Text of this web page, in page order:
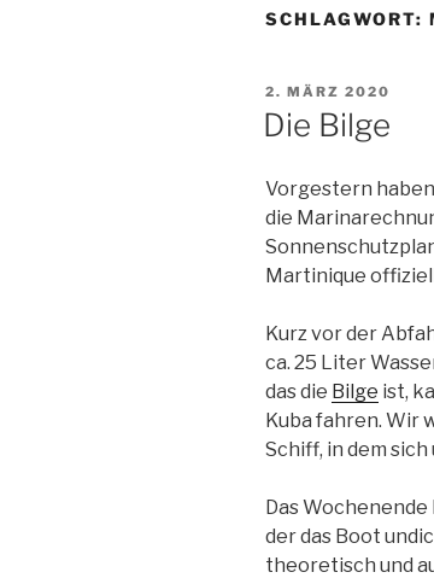
SCHLAGWORT:
VERÖFFENTLICHT
AM
2. MÄRZ 2020
Die Bilge
Vorgestern
die
Martinique
Kurz vor der
ca. 25 Liter
das die Bilge ist,
Kuba fahren. Wir
Schiff, in dem
Das
der das Boot
theoretisch und